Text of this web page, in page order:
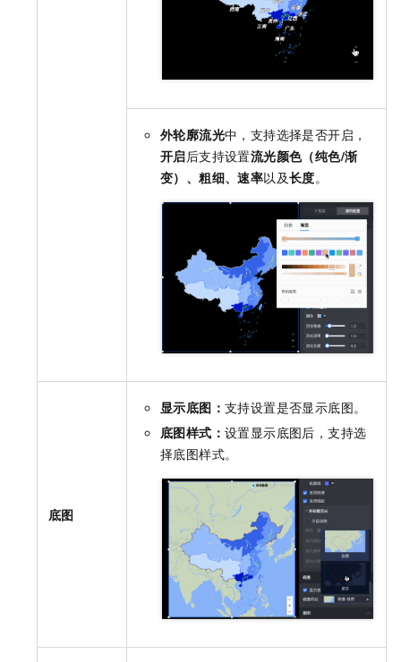
外轮廓流光中，支持选择是否开启，
开启后支持设置流光颜色（纯色/渐
变）、粗细、速率以及长度。
底图
显示底图： 支持设置是否显示底图。
底图样式： 设置显示底图后，支持选
择底图样式。